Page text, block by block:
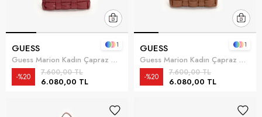
GUESS
Guess Marion Kadın Çapraz Askılı Çanta Kırmızı
6.080,00 TL
7.600,00 TL
%20
1 GUESS
Guess Marion Kadın Çapraz Askılı Çanta Kiremit
6.080,00 TL
7.600,00 TL
%20
1